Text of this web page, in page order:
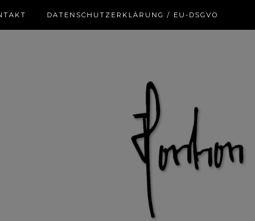
DATENSCHUTZERKLÄRUNG / EU-DSGVO